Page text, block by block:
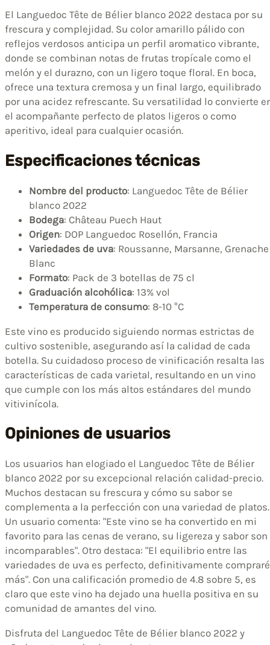
El Languedoc Tête de Bélier blanco 2022 destaca por su
frescura y complejidad. Su color amarillo pálido con
reflejos verdosos anticipa un perfil aromatico vibrante,
donde se combinan notas de frutas tropícale como el
melón y el durazno, con un ligero toque floral. En boca,
ofrece una textura cremosa y un final largo, equilibrado
por una acidez refrescante. Su versatilidad lo convierte
el acompañante perfecto de platos ligeros o como
aperitivo, ideal para cualquier ocasión.
Especificaciones técnicas
Nombre del producto: Languedoc Tête de Bélier
blanco 2022
Bodega: Château Puech Haut
Origen: DOP Languedoc Rosellón, Francia
Variedades de uva: Roussanne, Marsanne, Grenache
Blanc
Formato: Pack de 3 botellas de 75 cl
Graduación alcohólica: 13% vol
Temperatura de consumo: 8-10 °C
Este vino es producido siguiendo normas estrictas de
cultivo sostenible, asegurando así la calidad de cada
botella. Su cuidadoso proceso de vinificación resalta las
características de cada varietal, resultando en un vino
que cumple con los más altos estándares del mundo
vitivinícola.
Opiniones de usuarios
Los usuarios han elogiado el Languedoc Tête de Bélier
blanco 2022 por su excepcional relación calidad-precio.
Muchos destacan su frescura y cómo su sabor se
complementa a la perfección con una variedad de platos.
Un usuario comenta: "Este vino se ha convertido en mi
favorito para las cenas de verano, su ligereza y sabor son
incomparables". Otro destaca: "El equilibrio entre las
variedades de uva es perfecto, definitivamente compraré
más". Con una calificación promedio de 4.8 sobre 5, es
claro que este vino ha dejado una huella positiva en su
comunidad de amantes del vino.
Disfruta del Languedoc Tête de Bélier blanco 2022 y